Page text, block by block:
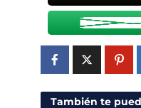
También te